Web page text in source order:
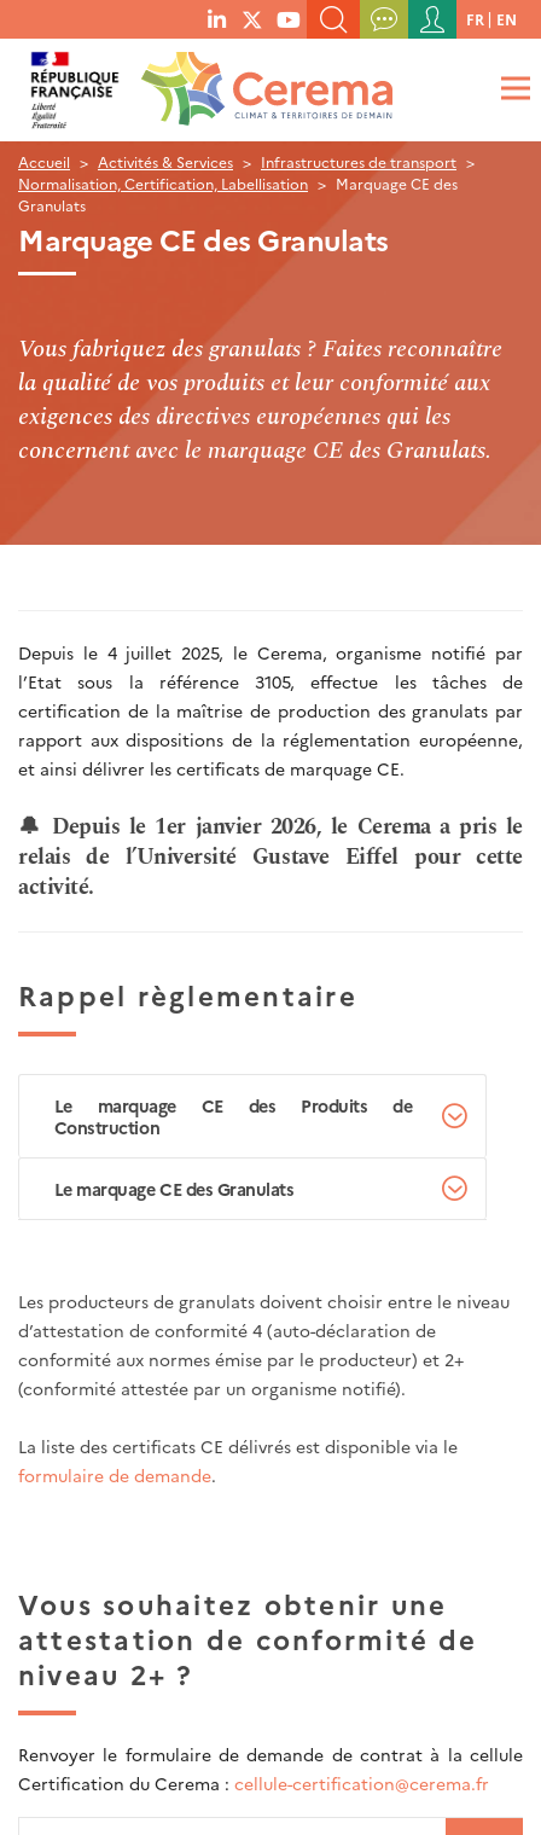
menu
social
links
RECHERCHER UN MOT-CLÉ, UNE PUBLICATION, ETC.
QUE RECHERCHEZ-VOUS ?
Menu
du
compte
de
l'utilisateur
FR EN
Accueil Activités & Services
Infrastructures de transport
Normalisation, Certification, Labellisation
Marquage CE des
Granulats
Marquage CE des Granulats
Vous fabriquez des granulats ? Faites reconnaître
la qualité de vos produits et leur conformité aux
exigences des directives européennes qui les
concernent avec le marquage CE des Granulats.
Depuis le 4 juillet 2025, le Cerema, organisme notifié par
l’Etat sous la référence 3105, effectue les tâches de
certification de la maîtrise de production des granulats par
rapport aux dispositions de la réglementation européenne,
et ainsi délivrer les certificats de marquage CE.
🔔 Depuis le 1er janvier 2026, le Cerema a pris le
relais de l’Université Gustave Eiffel pour cette
activité.
Rappel règlementaire
Le marquage CE des Produits de
Construction
Le marquage CE des Granulats
Les producteurs de granulats doivent choisir entre le niveau
d’attestation de conformité 4 (auto-déclaration de
conformité aux normes émise par le producteur) et 2+
(conformité attestée par un organisme notifié).
La liste des certificats CE délivrés est disponible via le
formulaire de demande.
Vous souhaitez obtenir une
attestation de conformité de
niveau 2+ ?
Renvoyer le formulaire de demande de contrat à la cellule
Certification du Cerema : cellule-certification@cerema.fr